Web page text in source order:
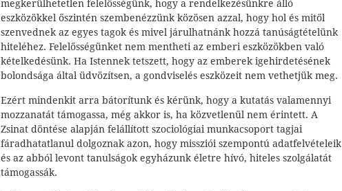
megkerülhetetlen felelősségünk, hogy a rendelkezésünkre álló
eszközökkel őszintén szembenézzünk közösen azzal, hogy hol és mitől
szenvednek az egyes tagok és mivel járulhatnánk hozzá tanúságtételünk
hiteléhez. Felelősségünket nem mentheti az emberi eszközökben való
kételkedésünk. Ha Istennek tetszett, hogy az emberek igehirdetésének
bolondsága által üdvözítsen, a gondviselés eszközeit nem vethetjük meg.
Ezért mindenkit arra bátorítunk és kérünk, hogy a kutatás valamennyi
mozzanatát támogassa, még akkor is, ha közvetlenül nem érintett. A
Zsinat döntése alapján felállított szociológiai munkacsoport tagjai
fáradhatatlanul dolgoznak azon, hogy missziói szempontú adatfelvételeik
és az abból levont tanulságok egyházunk életre hívó, hiteles szolgálatát
támogassák.